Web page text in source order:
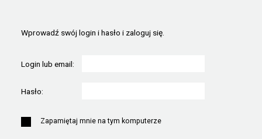
Wprowadź swój login i hasło i zaloguj się.
Login lub email:
Hasło:
Zapamiętaj mnie na tym komputerze